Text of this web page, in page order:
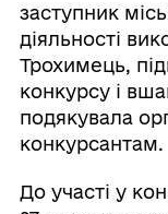
заступник
діяльності
Трохимець,
конкурсу і
подякувала
конкурсантам.
До участі у